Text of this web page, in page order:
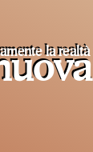
larealtà